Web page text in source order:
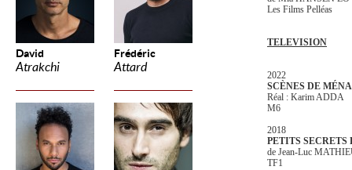
David
Atrakchi
Frédéric
Attard
Les Films Pelléas
TELEVISION
2022
SCÈNES DE
Réal : Karim ADDA
M6
2018
PETITS SECRETS
de Jean-Luc
TF1